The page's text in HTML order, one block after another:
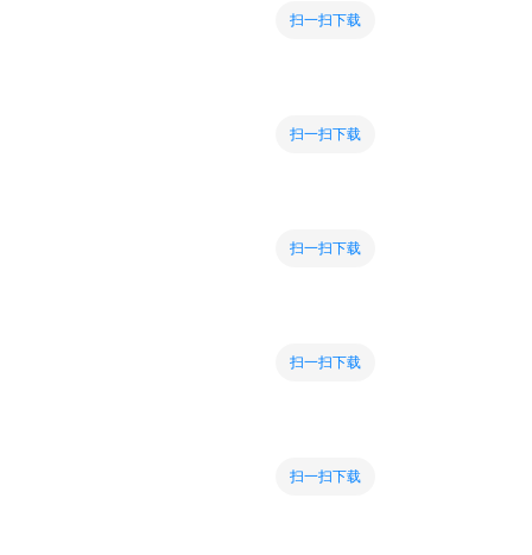
扫一扫下载
扫一扫下载
扫一扫下载
扫一扫下载
扫一扫下载